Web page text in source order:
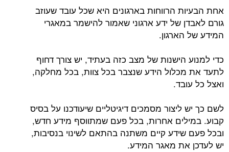
אחת הבעיות הרווחות בארגונים היא שכל עובד שעוזב
גורם לאבדן של ידע ארגוני שאמור להישמר במאגרי
המידע של הארגון.
כדי למנוע הישנות של מצב כזה בעתיד, יש צורך דחוף
לתעד את מכלול הידע שנצבר בכל צוות, בכל מחלקה,
ואצל כל עובד.
לשם כך יש ליצור מסמכים דיגיטליים שיעודכנו על בסיס
קבוע. במילים אחרות, בכל פעם שמתווסף מידע חדש,
ובכל פעם שידע קיים משתנה בהתאם לשינוי בנסיבות,
יש לעדכן את מאגר המידע.